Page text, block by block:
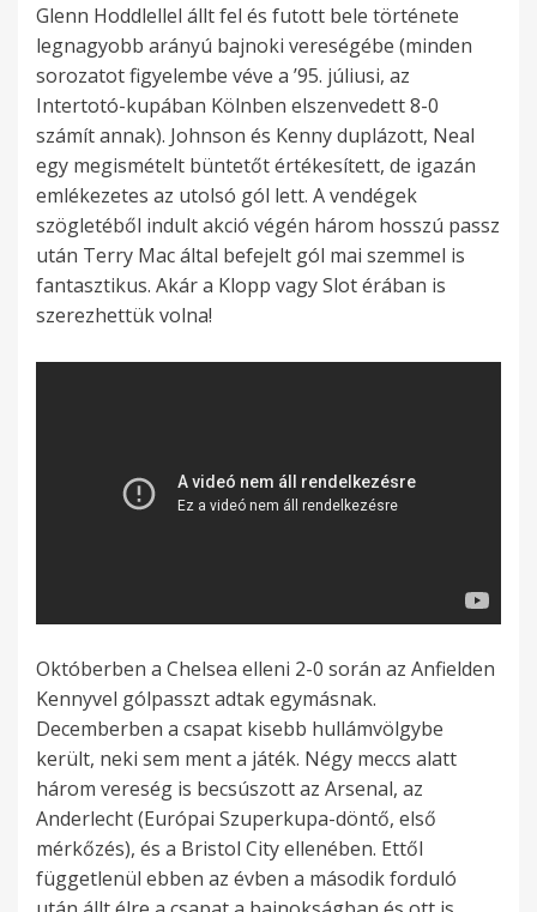
Glenn Hoddlellel állt fel és futott bele története
legnagyobb arányú bajnoki vereségébe (minden
sorozatot figyelembe véve a ’95. júliusi, az
Intertotó-kupában Kölnben elszenvedett 8-0
számít annak). Johnson és Kenny duplázott, Neal
egy megismételt büntetőt értékesített, de igazán
emlékezetes az utolsó gól lett. A vendégek
szögletéből indult akció végén három hosszú passz
után Terry Mac által befejelt gól mai szemmel is
fantasztikus. Akár a Klopp vagy Slot érában is
szerezhettük volna!
Októberben a Chelsea elleni 2-0 során az Anfielden
Kennyvel gólpasszt adtak egymásnak.
Decemberben a csapat kisebb hullámvölgybe
került, neki sem ment a játék. Négy meccs alatt
három vereség is becsúszott az Arsenal, az
Anderlecht (Európai Szuperkupa-döntő, első
mérkőzés), és a Bristol City ellenében. Ettől
függetlenül ebben az évben a második forduló